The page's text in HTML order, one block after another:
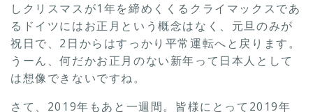
しクリスマスが1年を締めくくるクライマックスであ
るドイツにはお正月という概念はなく、元旦のみが
祝日で、2日からはすっかり平常運転へと戻ります。
うーん、何だかお正月のない新年って日本人として
は想像できないですね。
さて、2019年もあと一週間。皆様にとって2019年